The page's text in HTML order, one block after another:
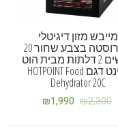
מייבש מזון דיגיטלי
מנירוסטה בצבע שחור 20
מגשים 2 דלתות מבית הוט
פוינט דגם HOTPOINT Food
Dehydrator 20C
₪2,300
₪1,990